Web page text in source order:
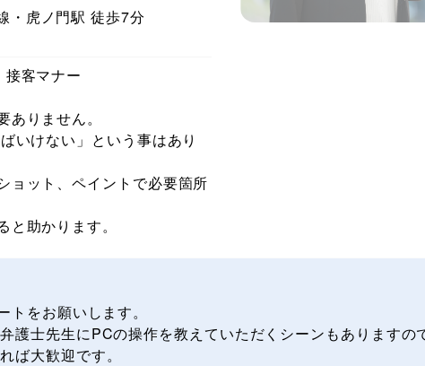
・虎ノ門駅 徒歩7分
客マナー
りません。
いけない」という事はあり
ョット、ペイントで必要箇所
助かります。
をお願いします。
護士先生にPCの操作を教えていただくシーンもありますの
ば大歓迎です。